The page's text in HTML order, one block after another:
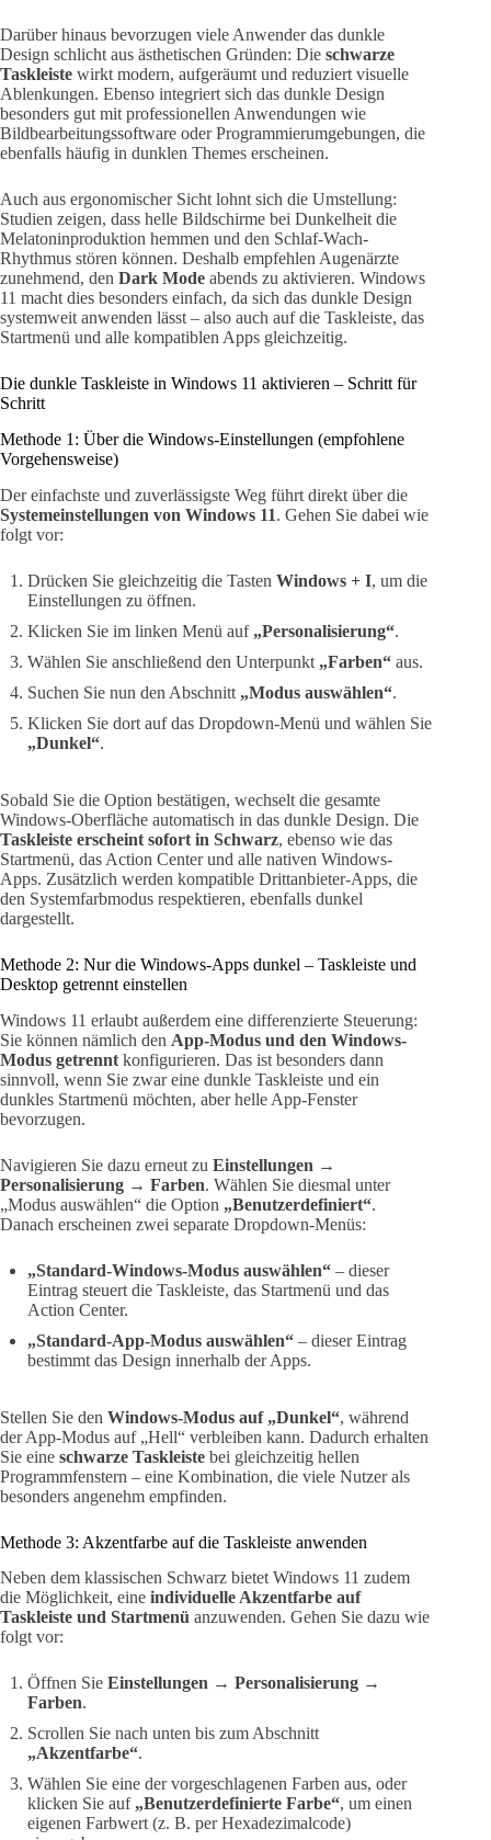
Darüber hinaus bevorzugen viele Anwender das dunkle
Design schlicht aus ästhetischen Gründen: Die schwarze
Taskleiste wirkt modern, aufgeräumt und reduziert visuelle
Ablenkungen. Ebenso integriert sich das dunkle Design
besonders gut mit professionellen Anwendungen wie
Bildbearbeitungssoftware oder Programmierumgebungen, die
ebenfalls häufig in dunklen Themes erscheinen.
Auch aus ergonomischer Sicht lohnt sich die Umstellung:
Studien zeigen, dass helle Bildschirme bei Dunkelheit die
Melatoninproduktion hemmen und den Schlaf-Wach-
Rhythmus stören können. Deshalb empfehlen Augenärzte
zunehmend, den Dark Mode abends zu aktivieren. Windows
11 macht dies besonders einfach, da sich das dunkle Design
systemweit anwenden lässt – also auch auf die Taskleiste, das
Startmenü und alle kompatiblen Apps gleichzeitig.
Die dunkle Taskleiste in Windows 11 aktivieren – Schritt für
Schritt
Methode 1: Über die Windows-Einstellungen (empfohlene
Vorgehensweise)
Der einfachste und zuverlässigste Weg führt direkt über die
Systemeinstellungen von Windows 11. Gehen Sie dabei wie
folgt vor:
Drücken Sie gleichzeitig die Tasten Windows + I, um die
Einstellungen zu öffnen.
Klicken Sie im linken Menü auf „Personalisierung“.
Wählen Sie anschließend den Unterpunkt „Farben“ aus.
Suchen Sie nun den Abschnitt „Modus auswählen“.
Klicken Sie dort auf das Dropdown-Menü und wählen Sie
„Dunkel“.
Sobald Sie die Option bestätigen, wechselt die gesamte
Windows-Oberfläche automatisch in das dunkle Design. Die
Taskleiste erscheint sofort in Schwarz, ebenso wie das
Startmenü, das Action Center und alle nativen Windows-
Apps. Zusätzlich werden kompatible Drittanbieter-Apps, die
den Systemfarbmodus respektieren, ebenfalls dunkel
dargestellt.
Methode 2: Nur die Windows-Apps dunkel – Taskleiste und
Desktop getrennt einstellen
Windows 11 erlaubt außerdem eine differenzierte Steuerung:
Sie können nämlich den App-Modus und den Windows-
Modus getrennt konfigurieren. Das ist besonders dann
sinnvoll, wenn Sie zwar eine dunkle Taskleiste und ein
dunkles Startmenü möchten, aber helle App-Fenster
bevorzugen.
Navigieren Sie dazu erneut zu Einstellungen →
Personalisierung → Farben. Wählen Sie diesmal unter
„Modus auswählen“ die Option „Benutzerdefiniert“.
Danach erscheinen zwei separate Dropdown-Menüs:
„Standard-Windows-Modus auswählen“ – dieser
Eintrag steuert die Taskleiste, das Startmenü und das
Action Center.
„Standard-App-Modus auswählen“ – dieser Eintrag
bestimmt das Design innerhalb der Apps.
Stellen Sie den Windows-Modus auf „Dunkel“, während
der App-Modus auf „Hell“ verbleiben kann. Dadurch erhalten
Sie eine schwarze Taskleiste bei gleichzeitig hellen
Programmfenstern – eine Kombination, die viele Nutzer als
besonders angenehm empfinden.
Methode 3: Akzentfarbe auf die Taskleiste anwenden
Neben dem klassischen Schwarz bietet Windows 11 zudem
die Möglichkeit, eine individuelle Akzentfarbe auf
Taskleiste und Startmenü anzuwenden. Gehen Sie dazu wie
folgt vor:
Öffnen Sie Einstellungen → Personalisierung →
Farben.
Scrollen Sie nach unten bis zum Abschnitt
„Akzentfarbe“.
Wählen Sie eine der vorgeschlagenen Farben aus, oder
klicken Sie auf „Benutzerdefinierte Farbe“, um einen
eigenen Farbwert (z. B. per Hexadezimalcode)